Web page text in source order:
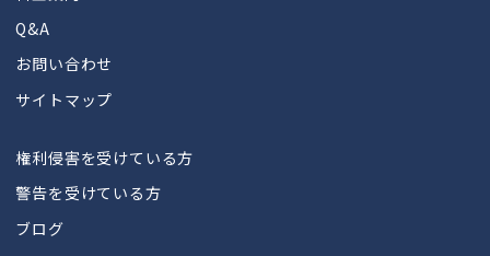
Q&A
お問い合わせ
サイトマップ
権利侵害を受けている方
警告を受けている方
ブログ